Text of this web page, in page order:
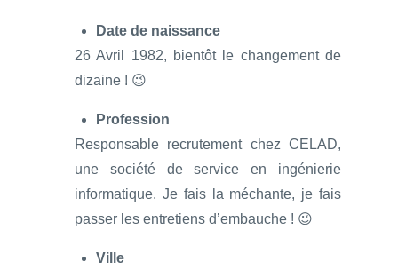
Date de naissance
26 Avril 1982, bientôt le changement de
dizaine ! 😉
Profession
Responsable recrutement chez CELAD,
une société de service en ingénierie
informatique. Je fais la méchante, je fais
passer les entretiens d’embauche ! 😉
Ville